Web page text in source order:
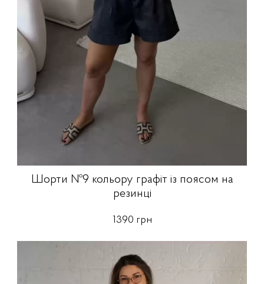
Шорти №9 кольору графіт із поясом на
резинці
1390 грн